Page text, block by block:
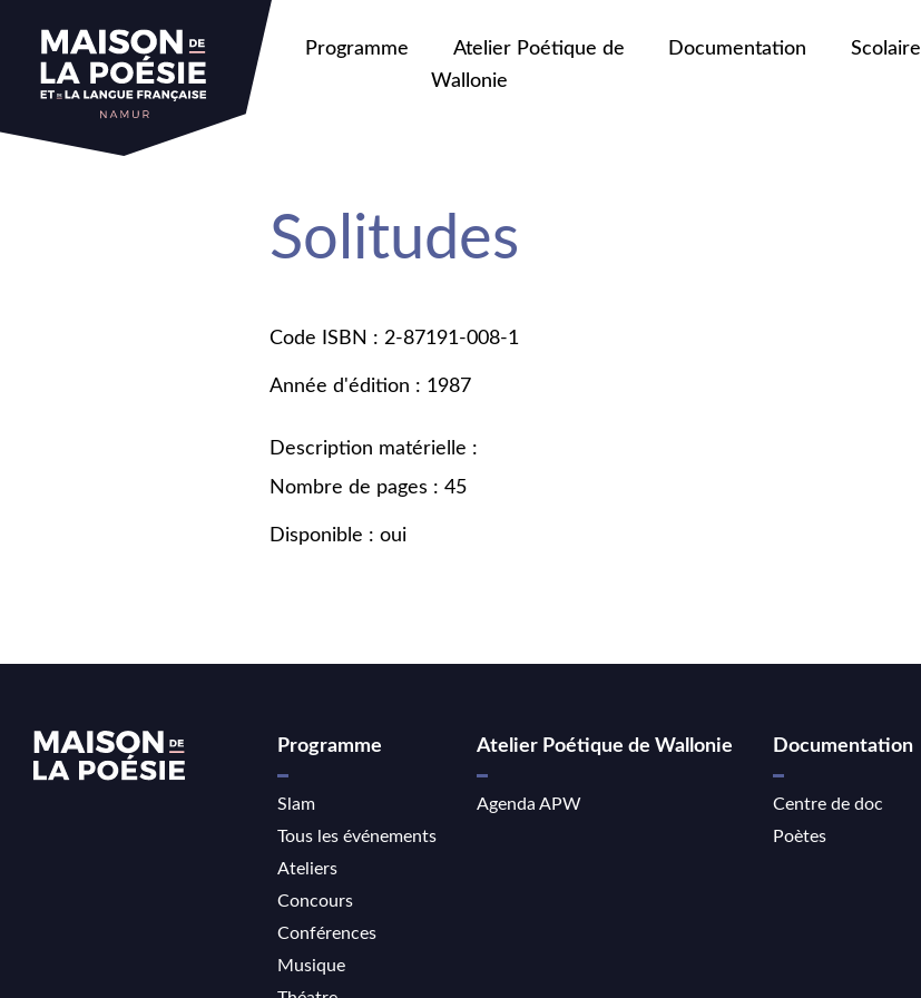
Programme
Atelier Poétique de
Wallonie
Documentation Scolaire
Solitudes
Code ISBN : 2-87191-008-1
Année d'édition : 1987
Description matérielle :
Nombre de pages : 45
Disponible : oui
Programme
Slam
Tous les événements
Ateliers
Concours
Conférences
Musique
Atelier Poétique de Wallonie
Agenda APW
Documentation
Centre de doc
Poètes